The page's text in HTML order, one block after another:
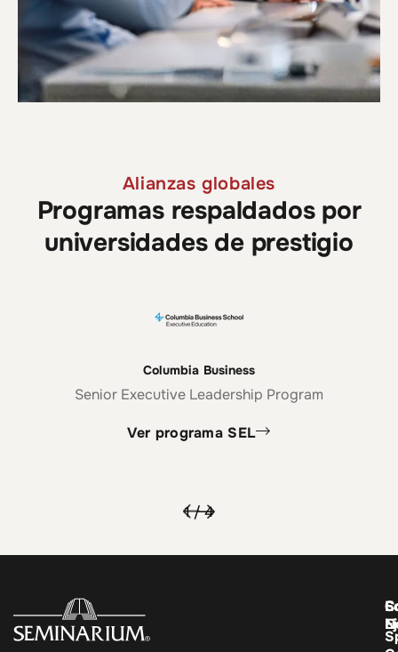
Alianzas globales
Programas respaldados por
universidades de prestigio
Columbia Business
Senior Executive Leadership Program
Ver programa SEL
1/4